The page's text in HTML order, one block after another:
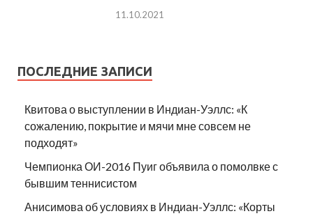
11.10.2021
ПОСЛЕДНИЕ ЗАПИСИ
Квитова о выступлении в Индиан-Уэллс: «К
сожалению, покрытие и мячи мне совсем не
подходят»
Чемпионка ОИ-2016 Пуиг объявила о помолвке с
бывшим теннисистом
Анисимова об условиях в Индиан-Уэллс: «Корты